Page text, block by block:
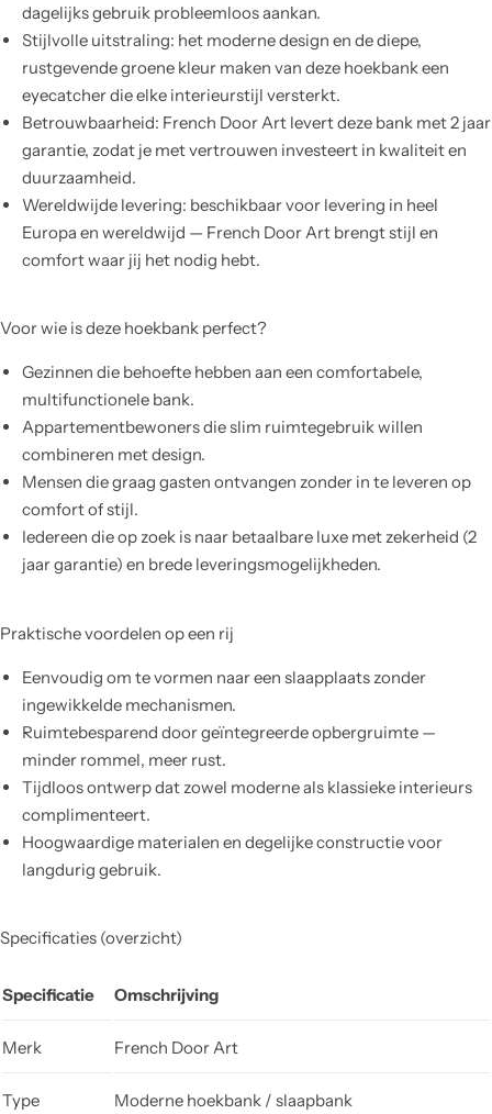
dagelijks gebruik probleemloos aankan.
Stijlvolle uitstraling: het moderne design en de diepe,
rustgevende groene kleur maken van deze hoekbank een
eyecatcher die elke interieurstijl versterkt.
Betrouwbaarheid: French Door Art levert deze bank met 2 jaar
garantie, zodat je met vertrouwen investeert in kwaliteit en
duurzaamheid.
Wereldwijde levering: beschikbaar voor levering in heel
Europa en wereldwijd — French Door Art brengt stijl en
comfort waar jij het nodig hebt.
Voor wie is deze hoekbank perfect?
Gezinnen die behoefte hebben aan een comfortabele,
multifunctionele bank.
Appartementbewoners die slim ruimtegebruik willen
combineren met design.
Mensen die graag gasten ontvangen zonder in te leveren op
comfort of stijl.
Iedereen die op zoek is naar betaalbare luxe met zekerheid (2
jaar garantie) en brede leveringsmogelijkheden.
Praktische voordelen op een rij
Eenvoudig om te vormen naar een slaapplaats zonder
ingewikkelde mechanismen.
Ruimtebesparend door geïntegreerde opbergruimte —
minder rommel, meer rust.
Tijdloos ontwerp dat zowel moderne als klassieke interieurs
complimenteert.
Hoogwaardige materialen en degelijke constructie voor
langdurig gebruik.
Specificaties (overzicht)
Specificatie Omschrijving
Merk French Door Art
Type Moderne hoekbank / slaapbank